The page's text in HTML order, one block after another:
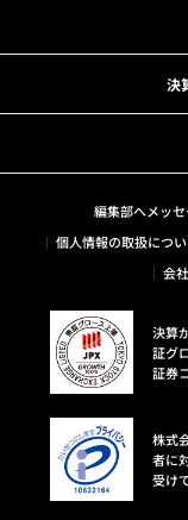
決
編集部へメッ
個人情報の取扱につ
会
決算
証グ
証券
株式
者に
受け